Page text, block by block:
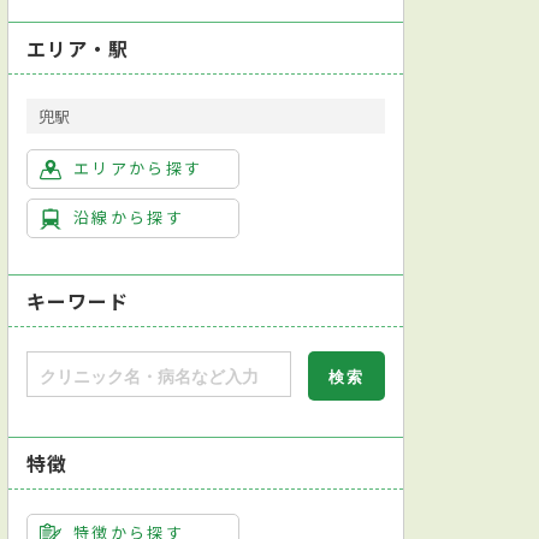
エリア・駅
兜駅
エリアから探す
沿線から探す
キーワード
特徴
特徴から探す